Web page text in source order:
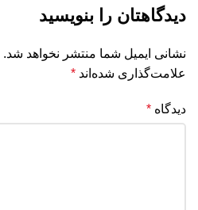
دیدگاهتان را بنویسید
نشانی ایمیل شما منتشر نخواهد شد.
علامت‌گذاری شده‌اند *
دیدگاه *